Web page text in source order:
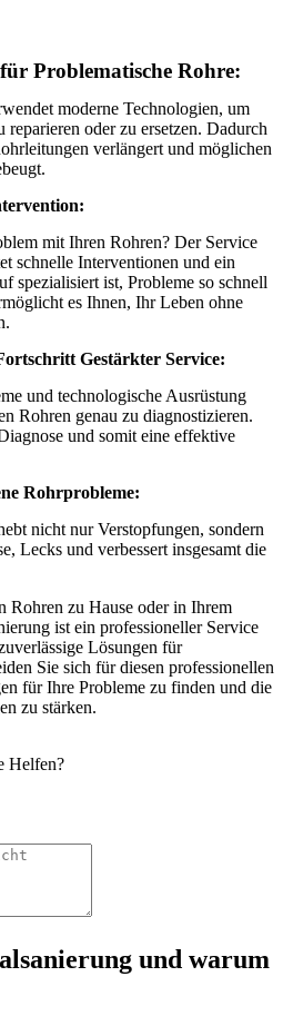
Problematische Rohre:
moderne Technologien, um
reparieren oder zu ersetzen. Dadurch
verlängert und möglichen
mit Ihren Rohren? Der Service
schnelle Interventionen und ein
spezialisiert ist, Probleme so schnell
es Ihnen, Ihr Leben ohne
Gestärkter Service:
und technologische Ausrüstung
Rohren genau zu diagnostizieren.
und somit eine effektive
Rohrprobleme:
nicht nur Verstopfungen, sondern
Lecks und verbessert insgesamt die
Rohren zu Hause oder in Ihrem
ist ein professioneller Service
Lösungen für
Sie sich für diesen professionellen
für Ihre Probleme zu finden und die
zu stärken.
Helfen?
und warum